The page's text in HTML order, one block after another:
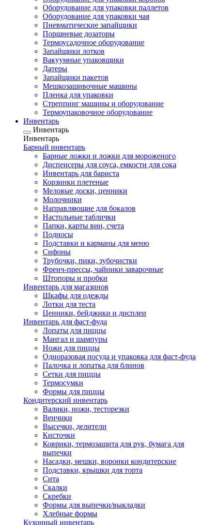
Оборудование для упаковки паллетов
Оборудование для упаковки чая
Пневматические запайщики
Поршневые дозаторы
Термоусадочное оборудование
Запайщики лотков
Вакуумные упаковщики
Датеры
Запайщики пакетов
Мешкозашивочные машины
Пленка для упаковки
Стреппинг машины и оборудование
Термоупаковочное оборудование
Инвентарь
Инвентарь
Инвентарь
Барный инвентарь
Барные ложки и ложки для мороженого
Диспенсеры для соуса, емкости для сока
Инвентарь для бариста
Корзинки плетеные
Меловые доски, ценники
Молочники
Направляющие для бокалов
Настольные таблички
Папки, карты вин, счета
Подносы
Подставки и карманы для меню
Сифоны
Трубочки, пики, зубочистки
Френч-прессы, чайники заварочные
Штопоры и пробки
Инвентарь для магазинов
Шкафы для одежды
Лотки для теста
Ценники, бейджики и дисплеи
Инвентарь для фаст-фуда
Лопаты для пиццы
Мангал и шампуры
Ножи для пиццы
Одноразовая посуда и упаковка для фаст-фуда
Палочка и лопатка для блинов
Сетки для пиццы
Термосумки
Формы для пиццы
Кондитерский инвентарь
Валики, ножи, тесторезки
Венчики
Высечки, делители
Кисточки
Коврики, термозащита для рук, бумага для
выпечки
Насадки, мешки, воронки кондитерские
Подставки, крышки для торта
Сита
Скалки
Скребки
Формы для выпечки/выкладки
Хлебные формы
Кухонный инвентарь